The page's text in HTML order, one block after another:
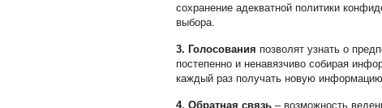
сохранение адекватной политики
выбора.
3. Голосования позволят узнать о
постепенно и ненавязчиво собирая
каждый раз получать новую
4. Обратная связь– возможность